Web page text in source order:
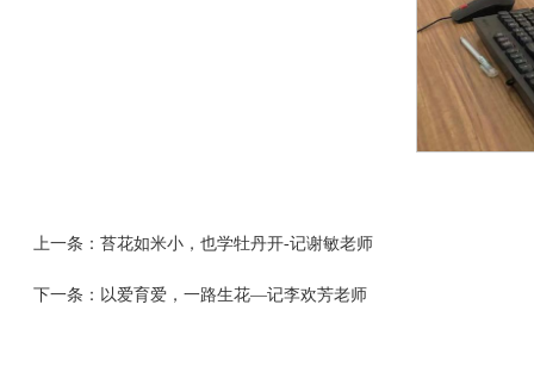
上一条： 苔花如米小，也学牡丹开-记谢敏老师
下一条： 以爱育爱，一路生花—记李欢芳老师